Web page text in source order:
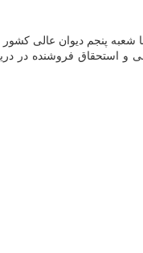
شعبه پنجم دیوان عالی